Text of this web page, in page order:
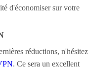
d'économiser sur votre
réductions, n'hésitez
. Ce sera un excellent